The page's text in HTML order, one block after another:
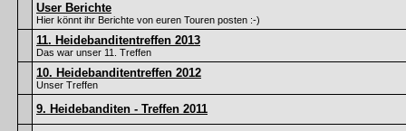
User Berichte
Hier könnt ihr Berichte von euren Touren posten :-)
11. Heidebanditentreffen 2013
Das war unser 11. Treffen
10. Heidebanditentreffen 2012
Unser Treffen
9. Heidebanditen - Treffen 2011